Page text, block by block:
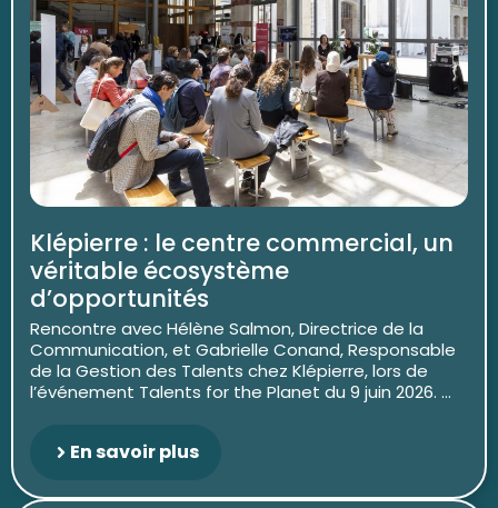
Klépierre : le centre commercial, un
véritable écosystème
d’opportunités
Rencontre avec Hélène Salmon, Directrice de la
Communication, et Gabrielle Conand, Responsable
de la Gestion des Talents chez Klépierre, lors de
l’événement Talents for the Planet du 9 juin 2026. ...
En savoir plus